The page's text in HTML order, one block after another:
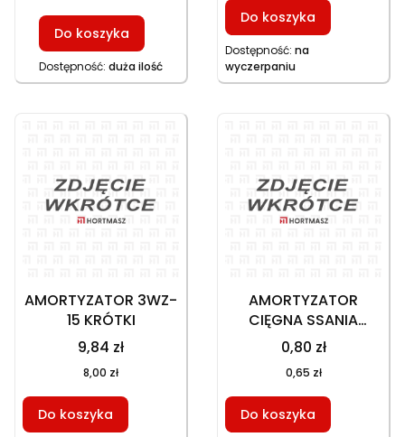
Do koszyka
Dostępność: duża ilość
Do koszyka
Dostępność: na
wyczerpaniu
AMORTYZATOR 3WZ-
15 KRÓTKI
9,84 zł
8,00 zł
Do koszyka
AMORTYZATOR
CIĘGNA SSANIA
HPL4600/ HPL5200
0,80 zł
0,65 zł
Do koszyka